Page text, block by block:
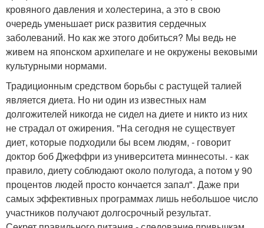
кровяного давления и холестерина, а это в свою
очередь уменьшает риск развития сердечных
заболеваний. Но как же этого добиться? Мы ведь не
живем на японском архипелаге и не окружены вековыми
культурными нормами.
Традиционным средством борьбы с растущей талией
является диета. Но ни один из известных нам
долгожителей никогда не сидел на диете и никто из них
не страдал от ожирения. "На сегодня не существует
диет, которые подходили бы всем людям, - говорит
доктор боб Джеффри из университета миннесоты. - как
правило, диету соблюдают около полугода, а потом у 90
процентов людей просто кончается запал". Даже при
самых эффективных программах лишь небольшое число
участников получают долгосрочный результат.